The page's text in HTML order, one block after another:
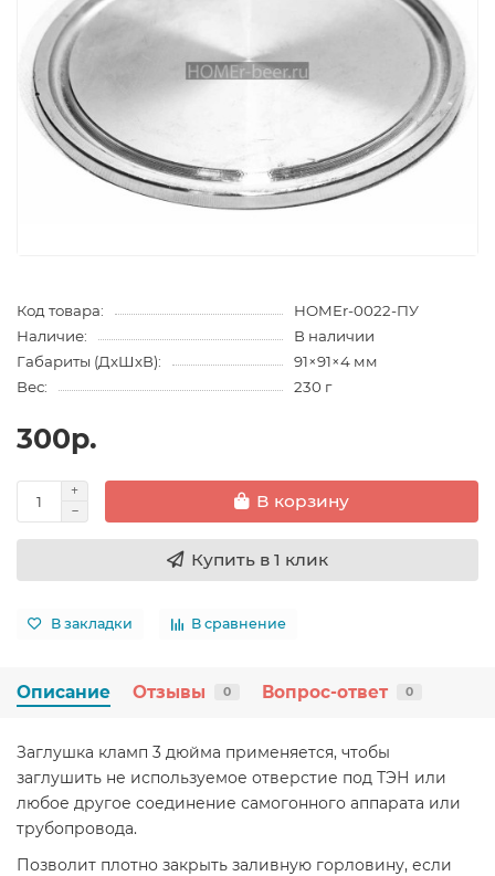
Код товара:
HOMEr-0022-ПУ
Наличие:
В наличии
Габариты (ДхШхВ):
91×91×4 мм
Вес:
230 г
300р.
В корзину
Купить в 1 клик
В закладки В сравнение
Описание Отзывы 0 Вопрос-ответ 0
Заглушка кламп 3 дюйма применяется, чтобы
заглушить не используемое отверстие под ТЭН или
любое другое соединение самогонного аппарата или
трубопровода.
Позволит плотно закрыть заливную горловину, если